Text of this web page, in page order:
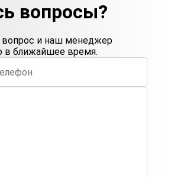
вопросы?
и наш менеджер
в ближайшее время.